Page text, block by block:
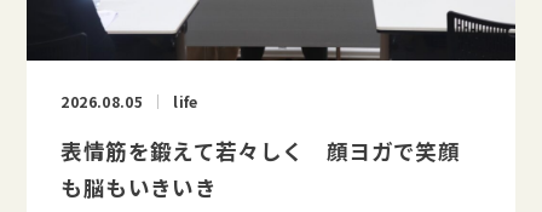
2026.08.05 life
表情筋を鍛えて若々しく 顔ヨガで笑顔
も脳もいきいき